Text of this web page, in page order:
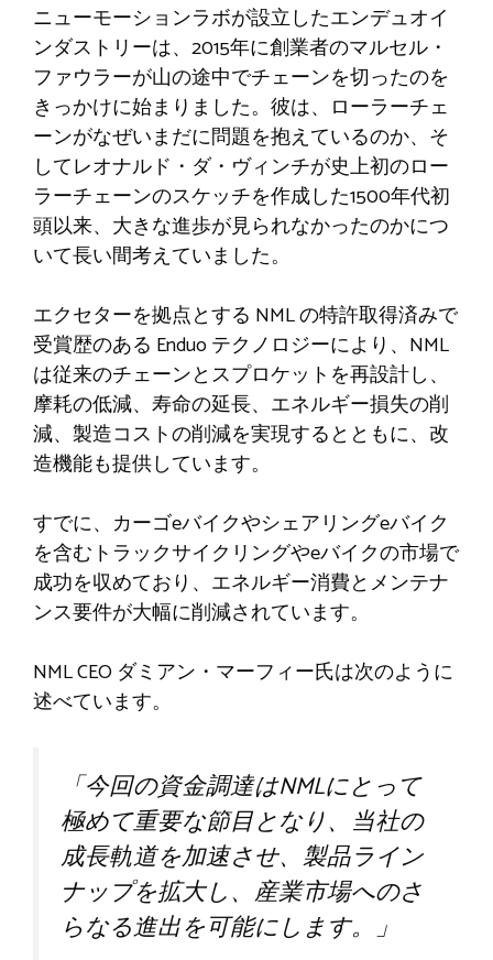
ニューモーションラボが設立したエンデュオイ
ンダストリーは、2015年に創業者のマルセル・
ファウラーが山の途中でチェーンを切ったのを
きっかけに始まりました。彼は、ローラーチェ
ーンがなぜいまだに問題を抱えているのか、そ
してレオナルド・ダ・ヴィンチが史上初のロー
ラーチェーンのスケッチを作成した1500年代初
頭以来、大きな進歩が見られなかったのかにつ
いて長い間考えていました。
エクセターを拠点とする NML の特許取得済みで
受賞歴のある Enduo テクノロジーにより、NML
は従来のチェーンとスプロケットを再設計し、
摩耗の低減、寿命の延長、エネルギー損失の削
減、製造コストの削減を実現するとともに、改
造機能も提供しています。
すでに、カーゴeバイクやシェアリングeバイク
を含むトラックサイクリングやeバイクの市場で
成功を収めており、エネルギー消費とメンテナ
ンス要件が大幅に削減されています。
NML CEO ダミアン・マーフィー氏は次のように
述べています。
「今回の資金調達はNMLにとって
極めて重要な節目となり、当社の
成長軌道を加速させ、製品ライン
ナップを拡大し、産業市場へのさ
らなる進出を可能にします。」